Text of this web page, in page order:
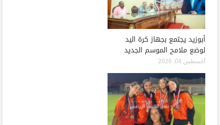
أبوزيد يجتمع بجهاز كرة اليد
لوضع ملامح الموسم الجديد
أغسطس 04, 2026